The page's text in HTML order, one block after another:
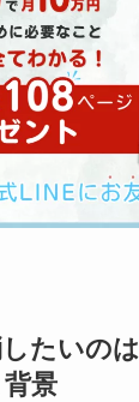
たいの
景